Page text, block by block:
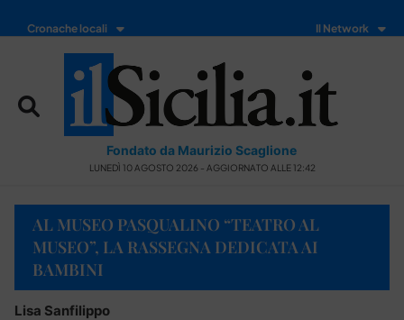
Cronache locali Il Network
Fondato da Maurizio Scaglione
LUNEDÌ 10 AGOSTO 2026 - AGGIORNATO ALLE 12:42
AL MUSEO PASQUALINO “TEATRO AL
MUSEO”, LA RASSEGNA DEDICATA AI
BAMBINI
Lisa Sanfilippo